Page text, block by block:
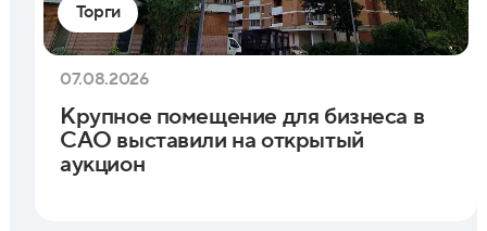
Торги
07.08.2026
Крупное помещение для бизнеса в
САО выставили на открытый
аукцион